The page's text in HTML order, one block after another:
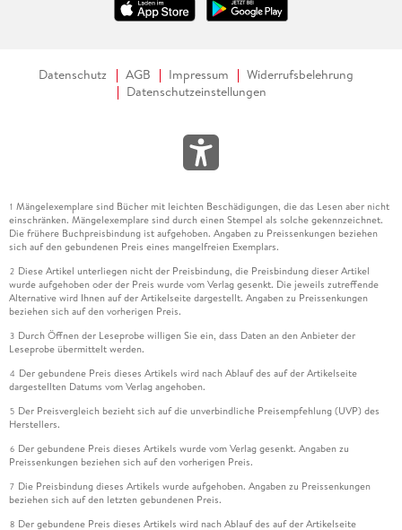
Datenschutz AGB Impressum
Widerrufsbelehrung
Datenschutzeinstellungen
1 Mängelexemplare sind Bücher mit leichten Beschädigungen, die das Lesen aber nicht
einschränken. Mängelexemplare sind durch einen Stempel als solche gekennzeichnet.
Die frühere Buchpreisbindung ist aufgehoben. Angaben zu Preissenkungen beziehen
sich auf den gebundenen Preis eines mangelfreien Exemplars.
2 Diese Artikel unterliegen nicht der Preisbindung, die Preisbindung dieser Artikel
wurde aufgehoben oder der Preis wurde vom Verlag gesenkt. Die jeweils zutreffende
Alternative wird Ihnen auf der Artikelseite dargestellt. Angaben zu Preissenkungen
beziehen sich auf den vorherigen Preis.
3 Durch Öffnen der Leseprobe willigen Sie ein, dass Daten an den Anbieter der
Leseprobe übermittelt werden.
4 Der gebundene Preis dieses Artikels wird nach Ablauf des auf der Artikelseite
dargestellten Datums vom Verlag angehoben.
5 Der Preisvergleich bezieht sich auf die unverbindliche Preisempfehlung (UVP) des
Herstellers.
6 Der gebundene Preis dieses Artikels wurde vom Verlag gesenkt. Angaben zu
Preissenkungen beziehen sich auf den vorherigen Preis.
7 Die Preisbindung dieses Artikels wurde aufgehoben. Angaben zu Preissenkungen
beziehen sich auf den letzten gebundenen Preis.
8 Der gebundene Preis dieses Artikels wird nach Ablauf des auf der Artikelseite